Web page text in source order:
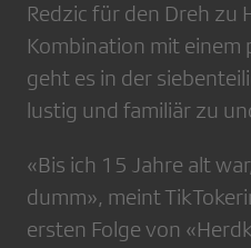
Redzic für den Dreh zu
Kombination mit einem
geht es in der
lustig und familiär zu
«Bis ich 15 Jahre alt
dumm», meint
ersten Folge von